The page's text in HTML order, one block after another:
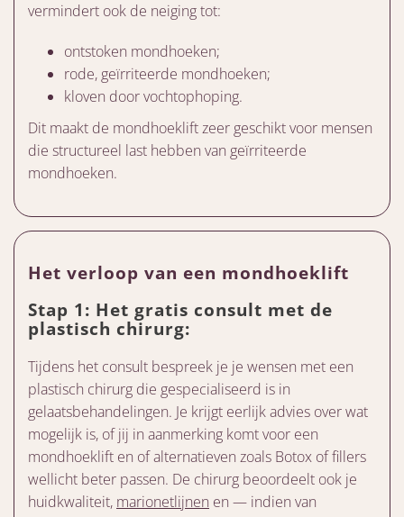
vermindert ook de neiging tot:
ontstoken mondhoeken;
rode, geïrriteerde mondhoeken;
kloven door vochtophoping.
Dit maakt de mondhoeklift zeer geschikt voor mensen
die structureel last hebben van geïrriteerde
mondhoeken.
Het verloop van een mondhoeklift
Stap 1: Het gratis consult met de
plastisch chirurg:
Tijdens het consult bespreek je je wensen met een
plastisch chirurg die gespecialiseerd is in
gelaatsbehandelingen. Je krijgt eerlijk advies over wat
mogelijk is, of jij in aanmerking komt voor een
mondhoeklift en of alternatieven zoals Botox of fillers
wellicht beter passen. De chirurg beoordeelt ook je
huidkwaliteit, marionetlijnen en — indien van